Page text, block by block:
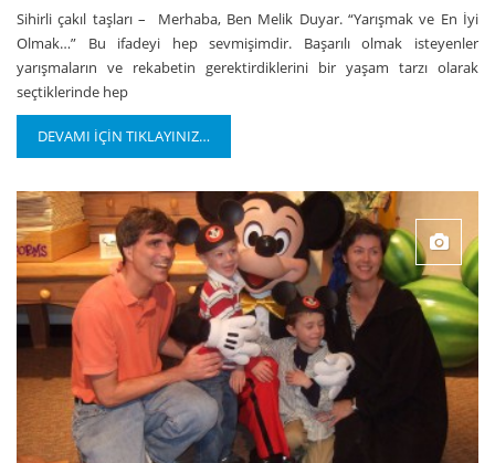
Sihirli çakıl taşları – Merhaba, Ben Melik Duyar. “Yarışmak ve En İyi
Olmak…” Bu ifadeyi hep sevmişimdir. Başarılı olmak isteyenler
yarışmaların ve rekabetin gerektirdiklerini bir yaşam tarzı olarak
seçtiklerinde hep
DEVAMI İÇİN TIKLAYINIZ…